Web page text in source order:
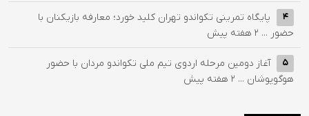
4
پایگاه تمرینی تکواندو تهران کلید خورد؛ معارفه بازیکنان با
حضور ... 2 هفته پیش
5
آغاز دومین مرحله اردوی تیم ملی تکواندو مردان با حضور
هوگوپوشان ... 2 هفته پیش